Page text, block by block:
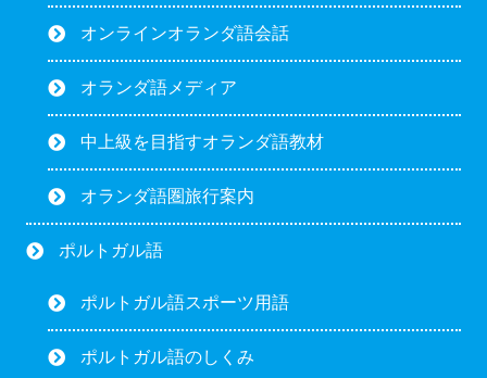
オンラインオランダ語会話
オランダ語メディア
中上級を目指すオランダ語教材
オランダ語圏旅行案内
ポルトガル語
ポルトガル語スポーツ用語
ポルトガル語のしくみ